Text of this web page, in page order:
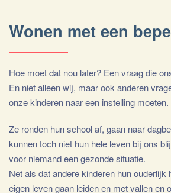
Wonen met een
Hoe moet dat nou later? Een vraag die
En niet alleen wij, maar ook anderen
onze kinderen naar een instelling moeten.
Ze ronden hun school af, gaan naar
kunnen toch niet hun hele leven bij ons
voor niemand een gezonde situatie.
Net als dat andere kinderen hun ouderlijk
eigen leven gaan leiden en met vallen en